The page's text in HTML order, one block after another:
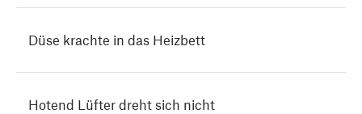
Düse krachte in das Heizbett
Hotend Lüfter dreht sich nicht